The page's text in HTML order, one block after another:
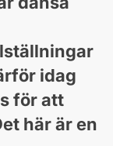
idag
för att
här är en